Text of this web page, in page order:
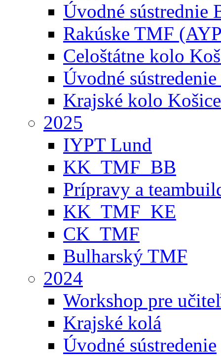
Úvodné sústrednie
Rakúske TMF
Celoštátne kolo
Úvodné
Krajské kolo Košice
2025
IYPT Lund
KK_TMF_BB
Prípravy a
KK_TMF_KE
CK_TMF
Bulharský TMF
2024
Workshop pre
Krajské kolá
Úvodné sústredenie